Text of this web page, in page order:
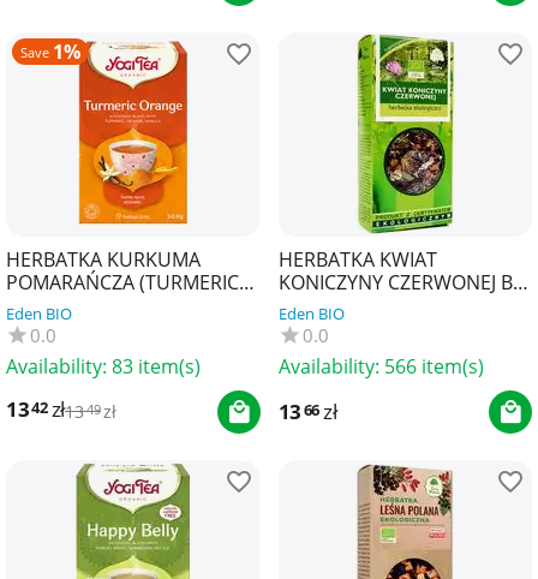
Save 1%
HERBATKA KURKUMA
POMARAŃCZA (TURMERIC
ORANGE) BIO (17 x 2 g) 34 g
- YOGI TEA
Eden BIO
0.0
Availability: 83 item(s)
1342zł1349zł
HERBATKA KWIAT
KONICZYNY CZERWONEJ BIO
25 g - DARY NATURY
Eden BIO
0.0
Availability: 566 item(s)
1366zł